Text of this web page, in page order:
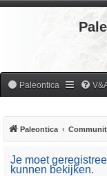
Paleontica
Paleontica
Je moet
kunnen bekijken.